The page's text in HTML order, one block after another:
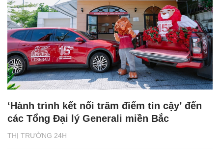
THỊ TRƯỜNG 24H
‘Hành trình kết nối trăm điểm tin cậy’ đến
các Tổng Đại lý Generali miền Bắc